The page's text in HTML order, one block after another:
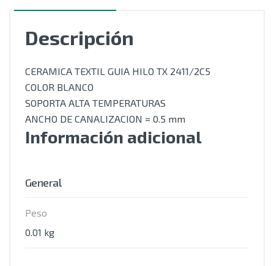
Descripción
CERAMICA TEXTIL GUIA HILO TX 2411/2C5
COLOR BLANCO
SOPORTA ALTA TEMPERATURAS
ANCHO DE CANALIZACION = 0.5 mm
Información adicional
General
Peso
0.01 kg